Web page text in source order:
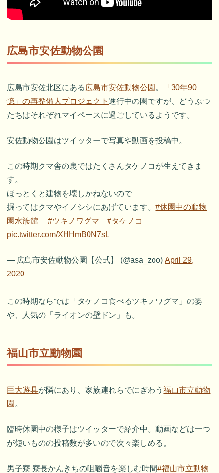
広島市安佐動物公園
広島市安佐北区にある 広島市安佐動物公園 。
「30年90
憶」の再整備大プロジェクト進行中の園ですが、どうぶつ
たちはそれぞれマイペースに過ごしているようです。
安佐動物公園はツイッターで写真や動画を投稿中。
この時期クマ舎の裏ではたくさんタケノコが生えてきま
す。
ほっとくと建物を壊しかねないので
掘ってはクマやイノシシにあげています。#休園中の動物
園水族館
#ツキノワグマ
#タケノコ
pic.twitter.com/XHHmB0N7sL
— 広島市安佐動物公園【公式】 (@asa_zoo)April 29,
2020
この時期ならでは「タケノコ食べるツキノワグマ」の姿
や、人気の「ライオンの壁ドン」も。
福山市立動物園
巨大遊具が隣にあり、家族連れらでにぎわう福山市立動物
園 。
臨時休園中の様子はツイッターで紹介中。動画などは一つ
が短いものの投稿数が多いので次々楽しめる。
男子寮 寮長かんきちの咀嚼音を楽しむ時間#福山市立動物